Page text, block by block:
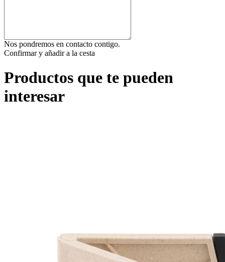
Nos pondremos en contacto contigo.
Confirmar y añadir a la cesta
Productos que te pueden
interesar